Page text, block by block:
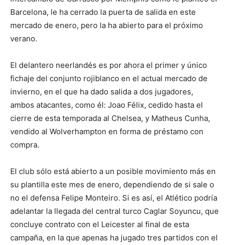
Barcelona, le ha cerrado la puerta de salida en este
mercado de enero, pero la ha abierto para el próximo
verano.
El delantero neerlandés es por ahora el primer y único
fichaje del conjunto rojiblanco en el actual mercado de
invierno, en el que ha dado salida a dos jugadores,
ambos atacantes, como él: Joao Félix, cedido hasta el
cierre de esta temporada al Chelsea, y Matheus Cunha,
vendido al Wolverhampton en forma de préstamo con
compra.
El club sólo está abierto a un posible movimiento más en
su plantilla este mes de enero, dependiendo de si sale o
no el defensa Felipe Monteiro. Si es así, el Atlético podría
adelantar la llegada del central turco Caglar Soyuncu, que
concluye contrato con el Leicester al final de esta
campaña, en la que apenas ha jugado tres partidos con el